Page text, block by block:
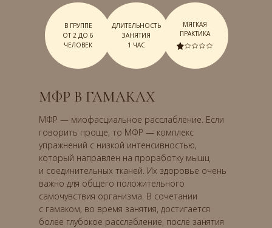
МФР В ГАМАКАХ
МФР — миофасциальное расслабление. Если
говорить проще, то МФР — комплекс
упражнений с низкой интенсивностью,
который направлен на проработку мышц
и соединительных тканей. Их здоровье очень
важно для общего положительного
самочувствия организма. В сочетании
с гамаком, во время занятия, достигается
более глубокое расслабление, после занятия
МЯГКАЯ
ПРАКТИКА
ДЛИТЕЛЬНОСТЬ
ЗАНЯТИЯ
1 ЧАС
В ГРУППЕ
ОТ 2 ДО 6
ЧЕЛОВЕК